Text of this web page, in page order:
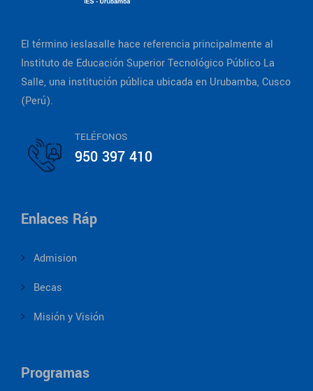
El término ieslasalle hace referencia principalmente al
Instituto de Educación Superior Tecnológico Público La
Salle, una institución pública ubicada en Urubamba, Cusco
(Perú).
TELÉFONOS
950 397 410
Enlaces Ráp
Admision
Becas
Misión y Visión
Programas